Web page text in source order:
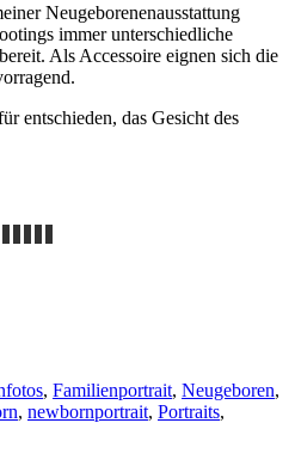
Neugeborenenausstattung
immer unterschiedliche
Als Accessoire eignen sich die
entschieden, das Gesicht des
, Familienportrait, Neugeboren,
, newbornportrait, Portraits,